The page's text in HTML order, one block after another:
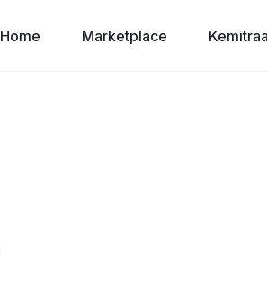
Home Marketplace